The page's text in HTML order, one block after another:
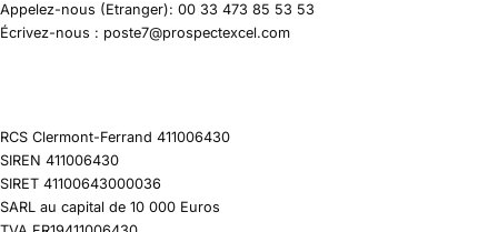
Appelez-nous (Etranger): 00 33 473 85 53 53
Écrivez-nous : poste7@prospectexcel.com
RCS Clermont-Ferrand 411006430
SIREN 411006430
SIRET 41100643000036
SARL au capital de 10 000 Euros